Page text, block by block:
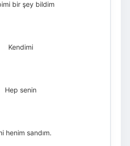
bir şey bildim
Kendimi
Hep senin
henim sandım.